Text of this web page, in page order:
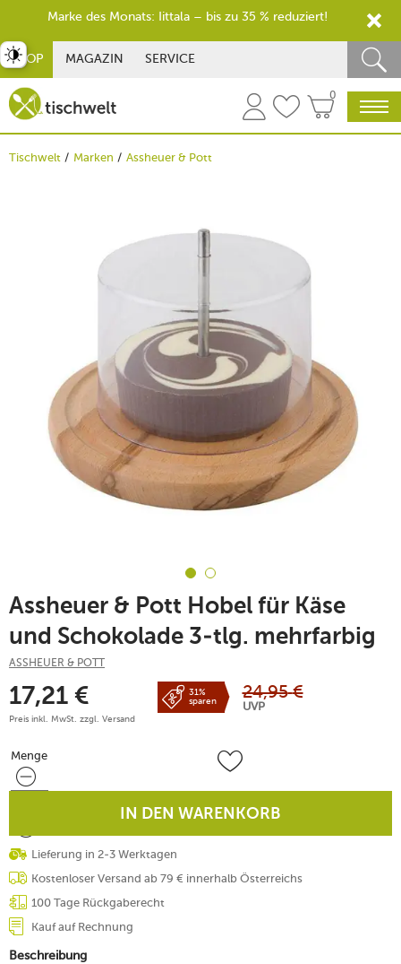
SHOP MAGAZIN SERVICE
0
Tischwelt Marken Assheuer & Pott
Assheuer & Pott Hobel für Käse
und Schokolade 3-tlg. mehrfarbig
ASSHEUER & POTT
17,21 €
Preis inkl. MwSt. zzgl. Versand
31%
sparen
24,95 €
UVP
Menge
Menge
IN DEN WARENKORB
Lieferung in 2-3 Werktagen
Kostenloser Versand ab 79 € innerhalb Österreichs
100 Tage Rückgaberecht
Kauf auf Rechnung
Beschreibung
umschalten
Marke des Monats: Iittala – bis zu 35 % reduziert!